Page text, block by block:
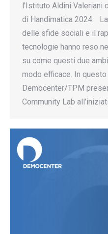
l’Istituto Aldini Valeriani
di Handimatica 2024.
delle sfide sociali e il
tecnologie hanno reso
su come questi due
modo efficace. In
Democenter/TPM
Community Lab